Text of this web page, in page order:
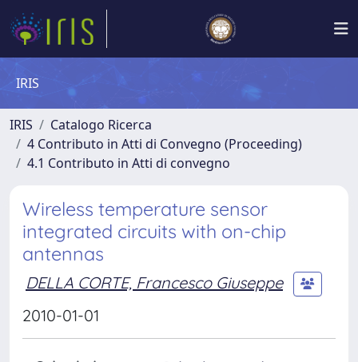
IRIS
IRIS
Catalogo Ricerca
4 Contributo in Atti di Convegno (Proceeding)
4.1 Contributo in Atti di convegno
Wireless temperature sensor
integrated circuits with on-chip
antennas
DELLA CORTE, Francesco Giuseppe
2010-01-01